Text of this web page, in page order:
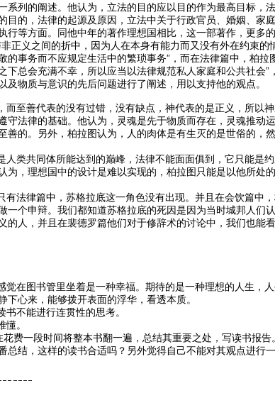
系列的阐述。他认为，立法的目的应以目的作为最高目标，
目的，法律的起源及原因，立法中关于行政官员、婚姻、家
行等方面。同他中年的著作理想国相比，这一部著作，更多
正义之间的折中，因为人在本身有能力而又没有外在约束
的事务而不应规定生活中的繁琐事务”，而在法律篇中，柏拉
下总会充满不幸，所以应当以法律规范私人家庭和公共社会
物质与意识的先后问题进行了阐述，用以支持他的观点。
至善代表的没有过错，没有缺点，神代表的是正义，所以
守法律的基础。他认为，灵魂是先于物质而存在，灵魂推动
善的。另外，柏拉图认为，人的肉体是有生灭的是世俗的，
类共同体所能达到的巅峰，法律不能面面俱到，它只能是
为，理想国中的设计是难以实现的，柏拉图只能是以他所处
法律篇中，苏格拉底这一角色没有出现。并且在会饮篇中
个申辩。我们都知道苏格拉底的死因是因为当时城邦人们
的人，并且在裴德罗篇他们对于修辞术的讨论中，我们也能
在图书管里坐着是一种幸福。期待的是一种理想的人生，
心来，能够拨开表面的浮华，看透本质。
不能进行连贯性的思考。
。
费一段时间将整本书翻一遍，总结其重要之处，写读书报
结，这样的读书合适吗？另外觉得自己不能对其观点进行